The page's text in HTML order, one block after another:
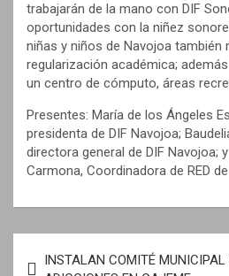
trabajarán de la mano con DIF
oportunidades con la niñez
niñas y niños de Navojoa también
regularización académica;
un centro de cómputo, áreas
Presentes: María de los Ángeles
presidenta de DIF Navojoa;
directora general de DIF Navojoa;
Carmona, Coordinadora de RED
INSTALAN COMITÉ